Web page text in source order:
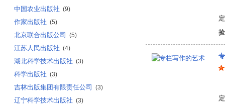
中国农业出版社 (9)
作家出版社 (5)
北京联合出版公司 (5)
江苏人民出版社 (4)
湖北科学技术出版社 (3)
科学出版社 (3)
吉林出版集团有限责任公司 (3)
辽宁科学技术出版社 (3)